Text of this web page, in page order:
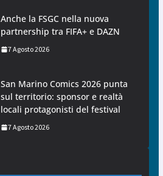
Anche la FSGC nella nuova
partnership tra FIFA+ e DAZN
7 Agosto 2026
San Marino Comics 2026 punta
sul territorio: sponsor e realtà
locali protagonisti del festival
7 Agosto 2026